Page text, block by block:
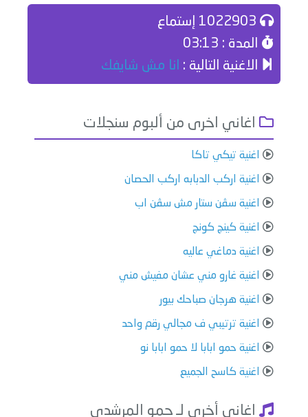
المدة : 03:13
الاغنية التالية : انا مش شايفك
اغاني اخرى من ألبوم سنجلات
اغنية تيكي تاكا
اغنية اركب الدبابه اركب الحصان
اغنية سڤن ستار مش سڤن اب
اغنية كينج كونج
اغنية دماغي عاليه
اغنية غارو مني عشان مفيش مني
اغنية هرجان صباحك بيور
اغنية ترتيبي ف مجالي رقم واحد
اغنية حمو ابابا لا حمو ابابا نو
اغنية كاسح الجميع
اغاني أخرى لـ حمو المرشدي